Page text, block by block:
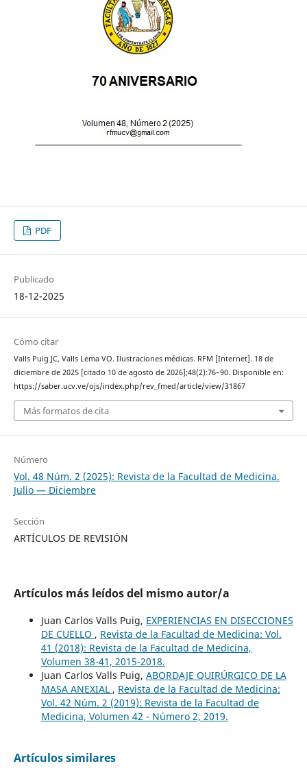
PDF
Publicado
18-12-2025
Cómo citar
Valls Puig JC, Valls Lema VO. Ilustraciones médicas. RFM [Internet]. 18 de
diciembre de 2025 [citado 10 de agosto de 2026];48(2):76–90. Disponible en:
https://saber.ucv.ve/ojs/index.php/rev_fmed/article/view/31867
Más formatos de cita
Número
Vol. 48 Núm. 2 (2025): Revista de la Facultad de Medicina.
Julio — Diciembre
Sección
ARTÍCULOS DE REVISIÓN
Artículos más leídos del mismo autor/a
Juan Carlos Valls Puig, EXPERIENCIAS EN DISECCIONES
DE CUELLO , Revista de la Facultad de Medicina: Vol.
41 (2018): Revista de la Facultad de Medicina,
Volumen 38-41, 2015-2018.
Juan Carlos Valls Puig, ABORDAJE QUIRÚRGICO DE LA
MASA ANEXIAL , Revista de la Facultad de Medicina:
Vol. 42 Núm. 2 (2019): Revista de la Facultad de
Medicina, Volumen 42 - Número 2, 2019.
Artículos similares